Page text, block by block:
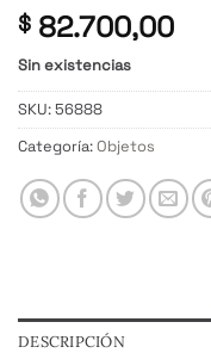
$ 82.700,00
Sin existencias
SKU:56888
Categoría:Objetos
DESCRIPCIÓN